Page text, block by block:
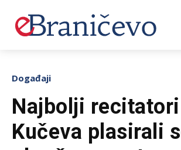
Događaji
Najbolji
Kučeva plasirali